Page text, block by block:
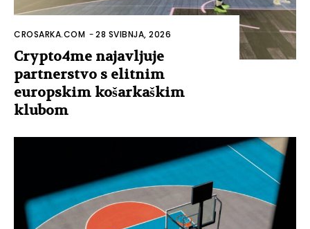
CROSARKA.COM -28 SVIBNJA, 2026
Crypto4me najavljuje
partnerstvo s elitnim
europskim košarkaškim
klubom